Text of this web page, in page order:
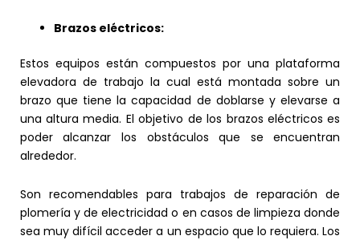
Brazos eléctricos:
Estos equipos están compuestos por una plataforma
elevadora de trabajo la cual está montada sobre un
brazo que tiene la capacidad de doblarse y elevarse a
una altura media. El objetivo de los brazos eléctricos es
poder alcanzar los obstáculos que se encuentran
alrededor.
Son recomendables para trabajos de reparación de
plomería y de electricidad o en casos de limpieza donde
sea muy difícil acceder a un espacio que lo requiera. Los